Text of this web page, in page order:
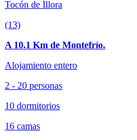
Tocón de Íllora
(13)
A 10.1 Km de Montefrío.
Alojamiento entero
2 - 20 personas
10 dormitorios
16 camas